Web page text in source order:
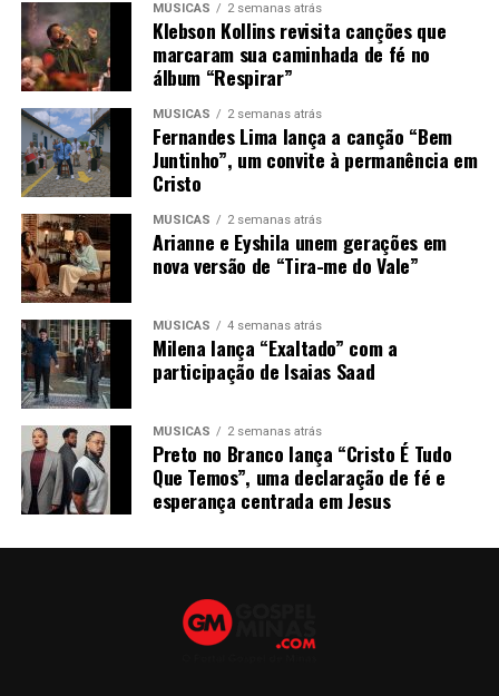
MÚSICAS 2 semanas atrás
Klebson Kollins revisita canções que
marcaram sua caminhada de fé no
álbum “Respirar”
MÚSICAS 2 semanas atrás
Fernandes Lima lança a canção “Bem
Juntinho”, um convite à permanência em
Cristo
MÚSICAS 2 semanas atrás
Arianne e Eyshila unem gerações em
nova versão de “Tira-me do Vale”
MÚSICAS 4 semanas atrás
Milena lança “Exaltado” com a
participação de Isaias Saad
MÚSICAS 2 semanas atrás
Preto no Branco lança “Cristo É Tudo
Que Temos”, uma declaração de fé e
esperança centrada em Jesus